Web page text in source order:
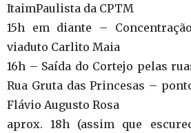
ItaimPaulista da CPTM
15h em diante –
viaduto Carlito Maia
16h – Saída do Cortejo pelas
Rua Gruta das Princesas –
Flávio Augusto Rosa
aprox. 18h (assim que